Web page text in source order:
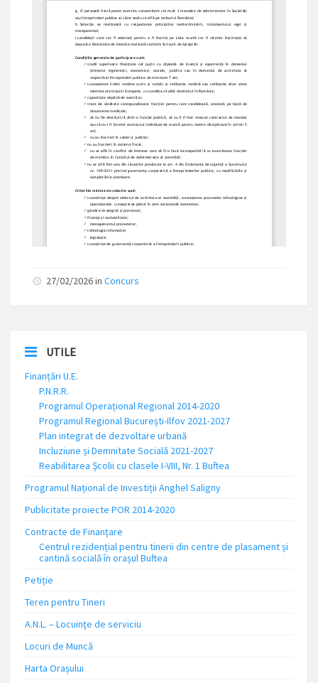
27/02/2026 in Concurs
UTILE
Finanțări U.E.
P.N.R.R.
Programul Operațional Regional 2014-2020
Programul Regional București-Ilfov 2021-2027
Plan integrat de dezvoltare urbană
Incluziune și Demnitate Socială 2021-2027
Reabilitarea Școlii cu clasele I-VIII, Nr. 1 Buftea
Programul Național de Investiții Anghel Saligny
Publicitate proiecte POR 2014-2020
Contracte de Finanțare
Centrul rezidențial pentru tinerii din centre de plasament și
cantină socială în orașul Buftea
Petiție
Teren pentru Tineri
A.N.L. – Locuinţe de serviciu
Locuri de Muncă
Harta Orașului